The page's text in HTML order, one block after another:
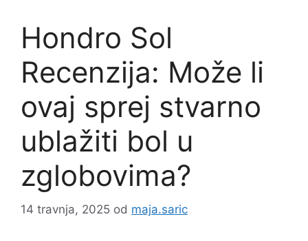
Hondro Sol
Recenzija: Može li
ovaj sprej stvarno
ublažiti bol u
zglobovima?
14 travnja, 2025 od maja.saric